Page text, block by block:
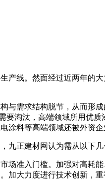
产线。然面经过近两年的
需求结构脱节，从而形
要淘汰，高端领域所用优
料等高端领域还被外资
九正建材网认为需从以下几
准入门槛。加强对高耗
大力度进行技术创新，